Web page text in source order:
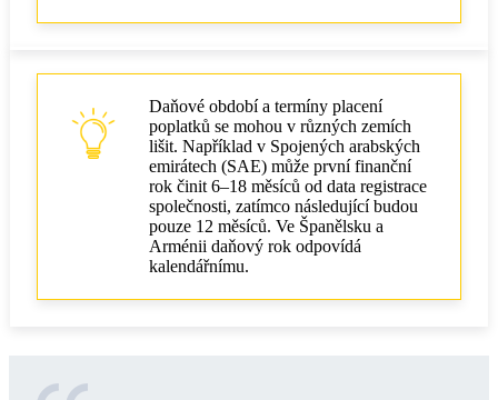
Daňové období a termíny placení
poplatků se mohou v různých zemích
lišit. Například v Spojených arabských
emirátech (SAE) může první finanční
rok činit 6–18 měsíců od data registrace
společnosti, zatímco následující budou
pouze 12 měsíců. Ve Španělsku a
Arménii daňový rok odpovídá
kalendářnímu.